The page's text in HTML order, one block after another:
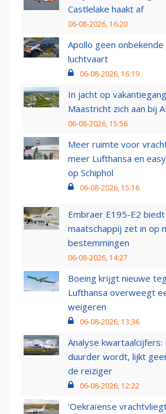
Castlelake haakt af
06-08-2026, 16:20
Apollo geen
luchtvaart
06-08-2026, 16:19
In jacht op
Maastricht zich aan bij
06-08-2026, 15:56
Meer ruimte voor
meer Lufthansa en
op Schiphol
06-08-2026, 15:16
Embraer E195-E2 biedt
maatschappij zet in op
bestemmingen
06-08-2026, 14:27
Boeing krijgt nieuwe
Lufthansa overweegt
weigeren
06-08-2026, 13:36
Analyse kwartaalcijfers:
duurder wordt, lijkt
de reiziger
06-08-2026, 12:22
'Oekraïense